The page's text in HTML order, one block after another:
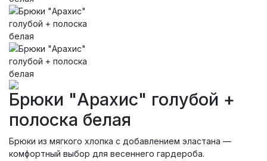
Брюки "Арахис" голубой +
полоска белая
Брюки из мягкого хлопка с добавлением эластана —
комфортный выбор для весеннего гардероба.